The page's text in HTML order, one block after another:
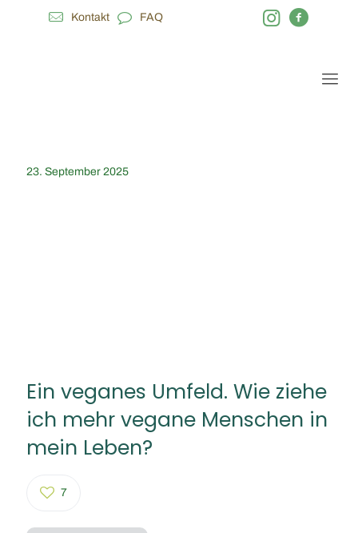
Kontakt FAQ
23. September 2025
Ein veganes Umfeld. Wie ziehe
ich mehr vegane Menschen in
mein Leben?
7